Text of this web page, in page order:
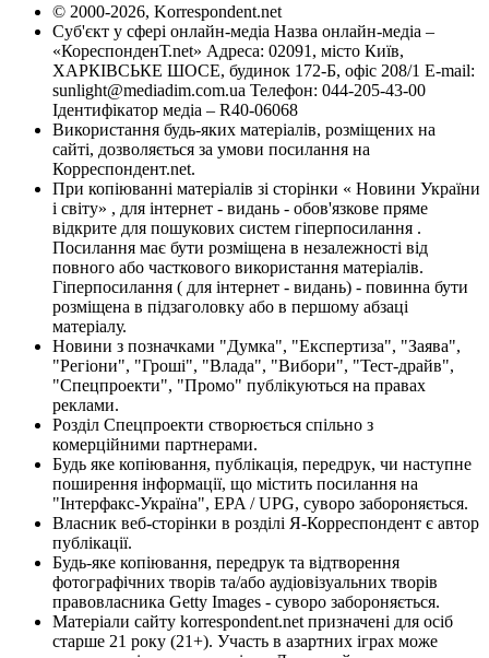
© 2000-2026, Korrespondent.net
Суб'єкт у сфері онлайн-медіа Назва онлайн-медіа –
«КореспонденТ.net» Адреса: 02091, місто Київ,
ХАРКІВСЬКЕ ШОСЕ, будинок 172-Б, офіс 208/1 E-mail:
sunlight@mediadim.com.ua Телефон: 044-205-43-00
Ідентифікатор медіа – R40-06068
Використання будь-яких матеріалів, розміщених на
сайті, дозволяється за умови посилання на
Корреспондент.net.
При копіюванні матеріалів зі сторінки « Новини України
і світу» , для інтернет - видань - обов'язкове пряме
відкрите для пошукових систем гіперпосилання .
Посилання має бути розміщена в незалежності від
повного або часткового використання матеріалів.
Гіперпосилання ( для інтернет - видань) - повинна бути
розміщена в підзаголовку або в першому абзаці
матеріалу.
Новини з позначками "Думка", "Експертиза", "Заява",
"Регіони", "Гроші", "Влада", "Вибори", "Тест-драйв",
"Спецпроекти", "Промо" публікуються на правах
реклами.
Розділ Спецпроекти створюється спільно з
комерційними партнерами.
Будь яке копіювання, публікація, передрук, чи наступне
поширення інформації, що містить посилання на
"Інтерфакс-Україна", EPA / UPG, суворо забороняється.
Власник веб-сторінки в розділі Я-Корреспондент є автор
публікації.
Будь-яке копіювання, передрук та відтворення
фотографічних творів та/або аудіовізуальних творів
правовласника Getty Images - суворо забороняється.
Матеріали сайту korrespondent.net призначені для осіб
старше 21 року (21+). Участь в азартних іграх може